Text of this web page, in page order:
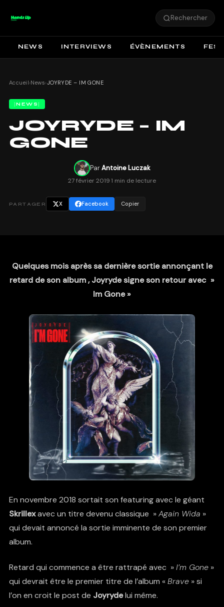
Rechercher
NEWS INTERVIEWS ÉVÈNEMENTS
Accueil›News›JOYRYDE – IM GONE
NEWS
JOYRYDE – IM
GONE
ParAntoine Luczak
27 février 20191 min de lecture
PARTAGER X Facebook Copier
Quelques mois après sa dernière sortie annonçant le
retard de son album , Joyryde signe son retour avec »
Im Gone »
En novembre 2018 sortait son featuring avec le géant
Skrillexavec un titre devenu classique »Again Wida »
qui devait annoncé la sortie imminente de son premier
album.
Retard qui commence a être rattrapé avec »I’m Gone»
qui devrait être le premier titre de l’album «Brave» si
l’on en croit le post de Joyrydelui même.